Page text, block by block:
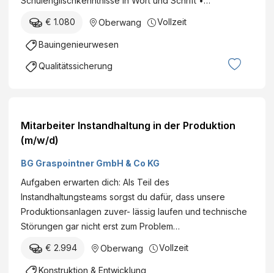
€ 1.080 Oberwang Vollzeit
Bauingenieurwesen
Qualitätssicherung
Mitarbeiter Instandhaltung in der Produktion
(m/w/d)
BG Graspointner GmbH & Co KG
Aufgaben erwarten dich: Als Teil des
Instandhaltungsteams sorgst du dafür, dass unsere
Produktionsanlagen zuver- lässig laufen und technische
Störungen gar nicht erst zum Problem…
€ 2.994 Oberwang Vollzeit
Konstruktion & Entwicklung